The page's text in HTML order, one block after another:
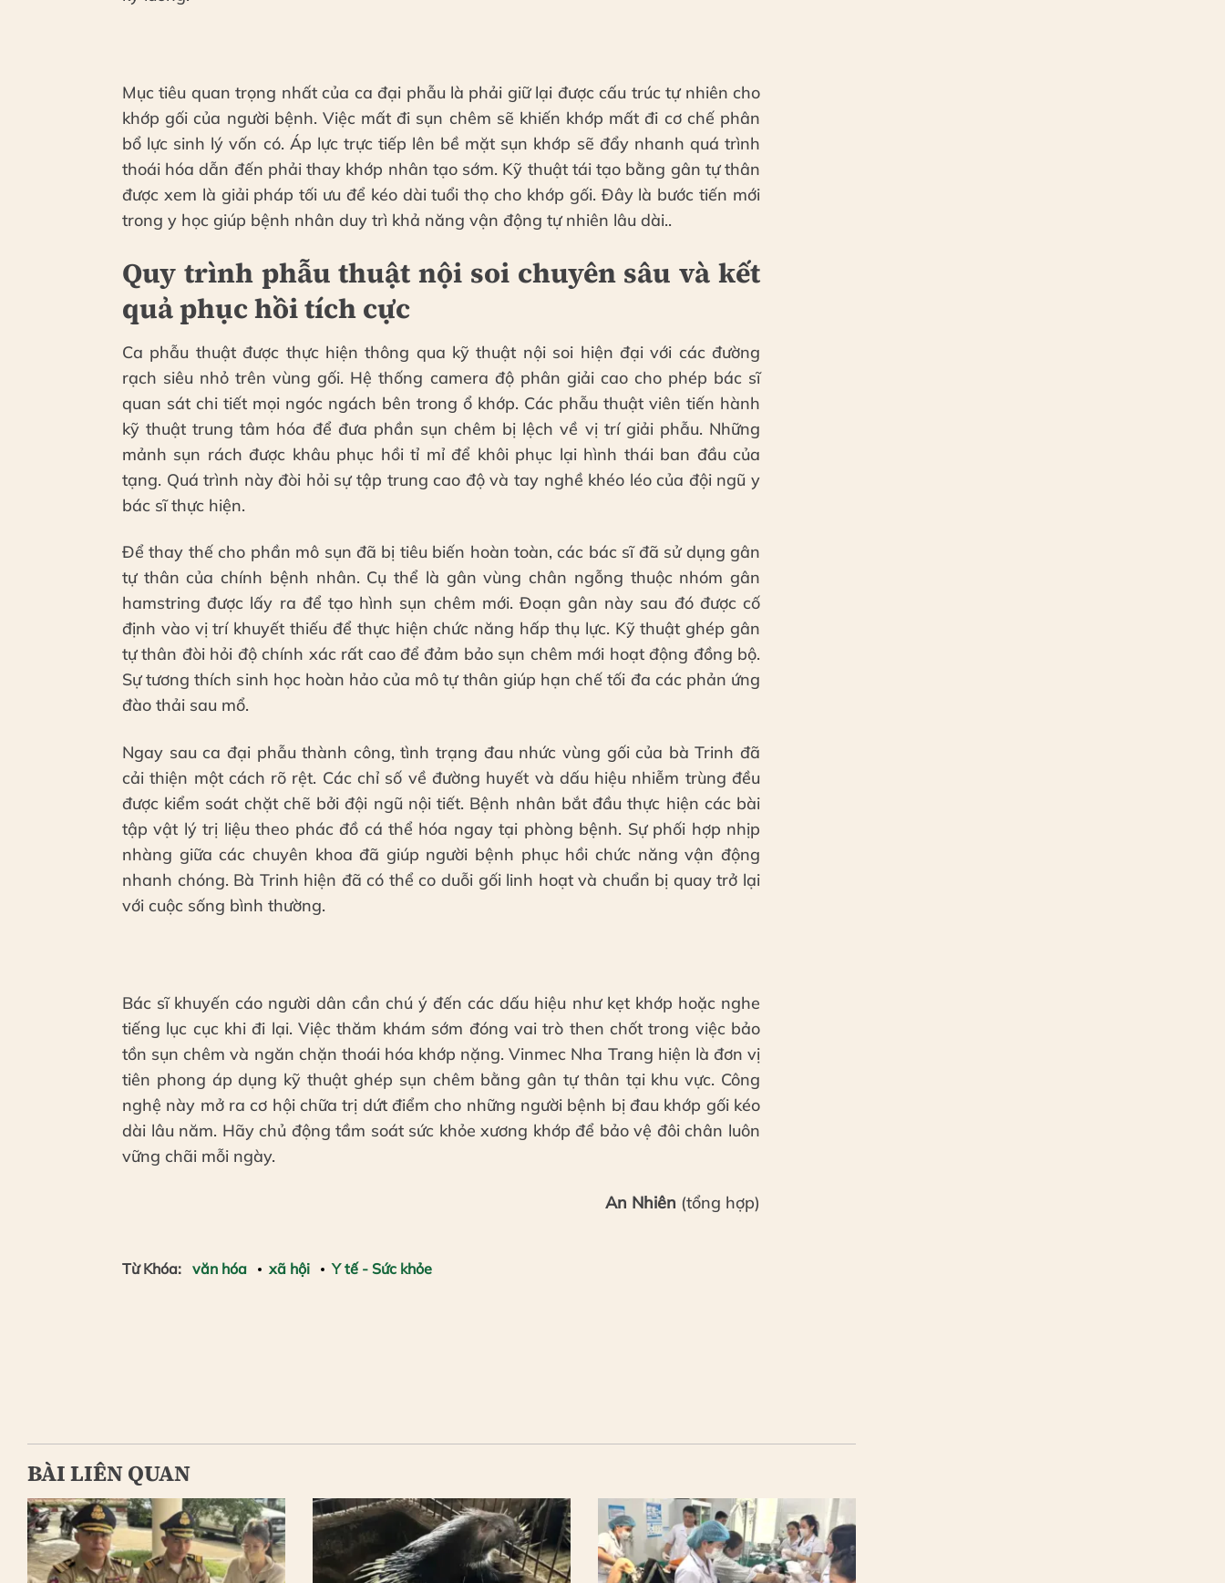
Mục tiêu quan trọng nhất của ca đại phẫu là phải giữ lại được cấu trúc tự nhiên cho
khớp gối của người bệnh. Việc mất đi sụn chêm sẽ khiến khớp mất đi cơ chế phân
bổ lực sinh lý vốn có. Áp lực trực tiếp lên bề mặt sụn khớp sẽ đẩy nhanh quá trình
thoái hóa dẫn đến phải thay khớp nhân tạo sớm. Kỹ thuật tái tạo bằng gân tự thân
được xem là giải pháp tối ưu để kéo dài tuổi thọ cho khớp gối. Đây là bước tiến mới
trong y học giúp bệnh nhân duy trì khả năng vận động tự nhiên lâu dài..
Quy trình phẫu thuật nội soi chuyên sâu và kết
quả phục hồi tích cực
Ca phẫu thuật được thực hiện thông qua kỹ thuật nội soi hiện đại với các đường
rạch siêu nhỏ trên vùng gối. Hệ thống camera độ phân giải cao cho phép bác sĩ
quan sát chi tiết mọi ngóc ngách bên trong ổ khớp. Các phẫu thuật viên tiến hành
kỹ thuật trung tâm hóa để đưa phần sụn chêm bị lệch về vị trí giải phẫu. Những
mảnh sụn rách được khâu phục hồi tỉ mỉ để khôi phục lại hình thái ban đầu của
tạng. Quá trình này đòi hỏi sự tập trung cao độ và tay nghề khéo léo của đội ngũ y
bác sĩ thực hiện.
Để thay thế cho phần mô sụn đã bị tiêu biến hoàn toàn, các bác sĩ đã sử dụng gân
tự thân của chính bệnh nhân. Cụ thể là gân vùng chân ngỗng thuộc nhóm gân
hamstring được lấy ra để tạo hình sụn chêm mới. Đoạn gân này sau đó được cố
định vào vị trí khuyết thiếu để thực hiện chức năng hấp thụ lực. Kỹ thuật ghép gân
tự thân đòi hỏi độ chính xác rất cao để đảm bảo sụn chêm mới hoạt động đồng bộ.
Sự tương thích sinh học hoàn hảo của mô tự thân giúp hạn chế tối đa các phản ứng
đào thải sau mổ.
Ngay sau ca đại phẫu thành công, tình trạng đau nhức vùng gối của bà Trinh đã
cải thiện một cách rõ rệt. Các chỉ số về đường huyết và dấu hiệu nhiễm trùng đều
được kiểm soát chặt chẽ bởi đội ngũ nội tiết. Bệnh nhân bắt đầu thực hiện các bài
tập vật lý trị liệu theo phác đồ cá thể hóa ngay tại phòng bệnh. Sự phối hợp nhịp
nhàng giữa các chuyên khoa đã giúp người bệnh phục hồi chức năng vận động
nhanh chóng. Bà Trinh hiện đã có thể co duỗi gối linh hoạt và chuẩn bị quay trở lại
với cuộc sống bình thường.
Bác sĩ khuyến cáo người dân cần chú ý đến các dấu hiệu như kẹt khớp hoặc nghe
tiếng lục cục khi đi lại. Việc thăm khám sớm đóng vai trò then chốt trong việc bảo
tồn sụn chêm và ngăn chặn thoái hóa khớp nặng. Vinmec Nha Trang hiện là đơn vị
tiên phong áp dụng kỹ thuật ghép sụn chêm bằng gân tự thân tại khu vực. Công
nghệ này mở ra cơ hội chữa trị dứt điểm cho những người bệnh bị đau khớp gối kéo
dài lâu năm. Hãy chủ động tầm soát sức khỏe xương khớp để bảo vệ đôi chân luôn
vững chãi mỗi ngày.
An Nhiên (tổng hợp)
Từ Khóa: văn hóa xã hội Y tế - Sức khỏe
BÀI LIÊN QUAN